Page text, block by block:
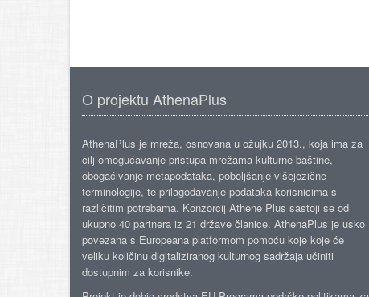
O projektu AthenaPlus
AthenaPlus je mreža, osnovana u ožujku 2013., koja ima za
cilj omogućavanje pristupa mrežama kulturne baštine,
obogaćivanje metapodataka, poboljšanje višejezične
terminologije, te prilagođavanje podataka korisnicima s
različitim potrebama. Konzorcij Athene Plus sastoji se od
ukupno 40 partnera iz 21 države članice. AthenaPlus je usko
povezana s Europeana platformom pomoću koje koje će
veliku količinu digitaliziranog kulturnog sadržaja učiniti
dostupnim za korisnike.